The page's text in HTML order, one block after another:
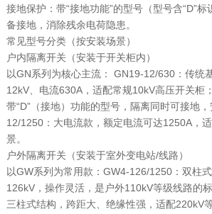
接地保护：带“接地功能”的型号（型号含“D”
备接地，消除残余电荷隐患。
常见型号分类（按安装场景）
户内隔离开关（安装于开关柜内）
以GN系列为核心主流： GN19-12/630：传统
12kV、电流630A，适配常规10kV高压开关柜
带“D”（接地）功能的型号，隔离同时可接地
12/1250：大电流款，额定电流可达1250A，
景。
户外隔离开关（安装于室外变电站/线路）
以GW系列为常用款：GW4-126/1250：双柱
126kV，操作灵活，是户外110kV等级线路的
三柱式结构，跨距大、绝缘性强，适配220kV